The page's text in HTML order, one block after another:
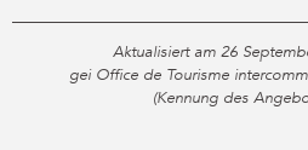
Aktualisiert am 26
gei Office de Tourisme
(Kennung des